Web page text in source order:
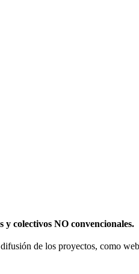
colectivos NO convencionales.
de los proyectos, como